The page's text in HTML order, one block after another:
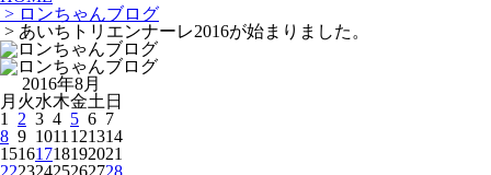
> ロンちゃんブログ
> あいちトリエンナーレ2016が始まりました。
2016年8月
月 火水木金土 日
1
2 3 4 5 6 7
8 9 1011 121314
15161718192021
22232425262728